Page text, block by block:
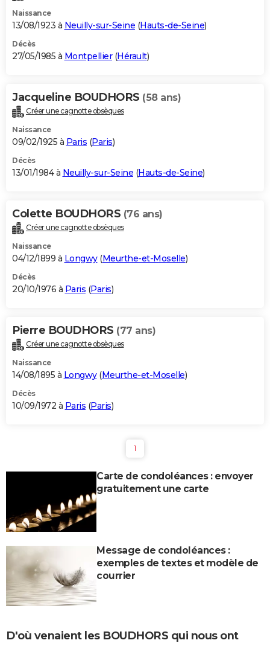
Naissance
13/08/1923 à Neuilly-sur-Seine (Hauts-de-Seine)
Décès
27/05/1985 à Montpellier(Hérault)
Jacqueline BOUDHORS (58 ans)
Créer une cagnotte obsèques
Naissance
09/02/1925 à Paris (Paris)
Décès
13/01/1984 à Neuilly-sur-Seine (Hauts-de-Seine)
Colette BOUDHORS (76 ans)
Créer une cagnotte obsèques
Naissance
04/12/1899 à Longwy(Meurthe-et-Moselle)
Décès
20/10/1976 à Paris (Paris)
Pierre BOUDHORS (77 ans)
Créer une cagnotte obsèques
Naissance
14/08/1895 à Longwy(Meurthe-et-Moselle)
Décès
10/09/1972 à Paris (Paris)
1
Carte de condoléances : envoyer
gratuitement une carte
Message de condoléances :
exemples de textes et modèle de
courrier
D'où venaient les BOUDHORS qui nous ont